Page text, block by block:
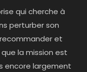
qui cherche à
perturber son
et
la mission est
encore largement